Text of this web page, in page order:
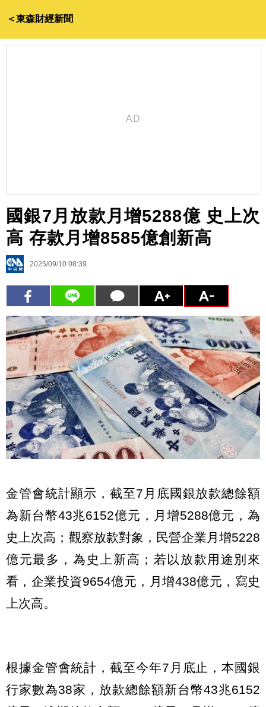
＜東森財經新聞
國銀7月放款月增5288億 史上次
高 存款月增8585億創新高
2025/09/10 08:39
金管會統計顯示，截至7月底國銀放款總餘額
為新台幣43兆6152億元，月增5288億元，為
史上次高；觀察放款對象，民營企業月增5228
億元最多，為史上新高；若以放款用途別來
看，企業投資9654億元，月增438億元，寫史
上次高。
根據金管會統計，截至今年7月底止，本國銀
行家數為38家，放款總餘額新台幣43兆6152